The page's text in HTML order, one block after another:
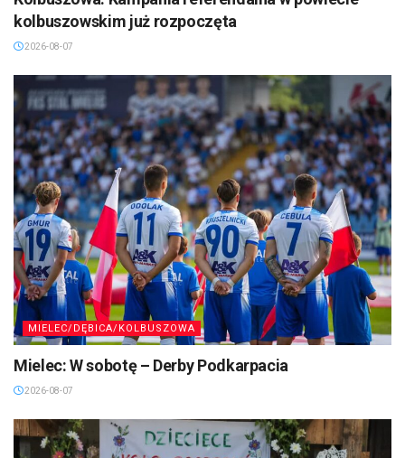
kolbuszowskim już rozpoczęta
2026-08-07
MIELEC/DĘBICA/KOLBUSZOWA
Mielec: W sobotę – Derby Podkarpacia
2026-08-07